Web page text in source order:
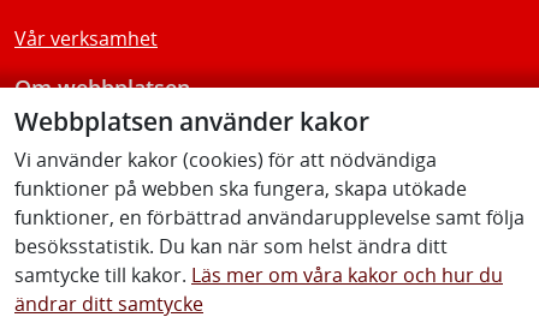
Webbplatsen använder kakor
Vi använder kakor (cookies) för att nödvändiga
funktioner på webben ska fungera, skapa utökade
funktioner, en förbättrad användarupplevelse samt följa
besöksstatistik. Du kan när som helst ändra ditt
samtycke till kakor. Läs mer om våra kakor och hur du
ändrar ditt samtycke
Vår verksamhet
Om webbplatsen
Tillgänglighetsredogörelse
Följ oss
Facebook Youtube